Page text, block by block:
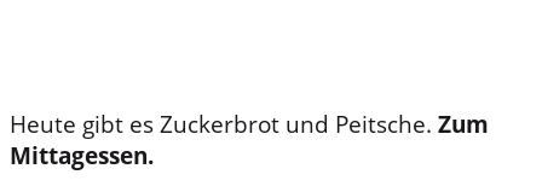
Heute gibt es Zuckerbrot und Peitsche. Zum
Mittagessen.